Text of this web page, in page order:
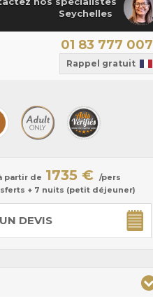
Seychelles
01 83 777 007
Rappel gratuit
partir de 1735 € /pers
+ 7 nuits (petit déjeuner)
DEVIS